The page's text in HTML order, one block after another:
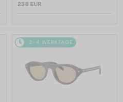
238 EUR
2-4 WERKTAGE